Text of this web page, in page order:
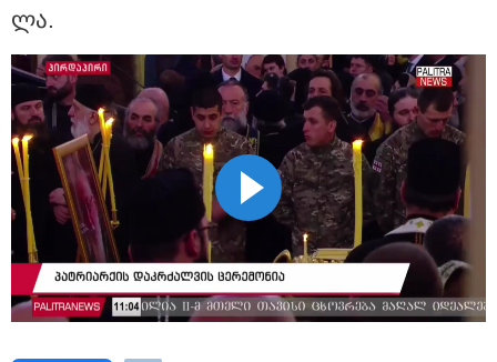
ძალადობის საქმეზე
ინფორმაციას ავრცელებს
ლა.